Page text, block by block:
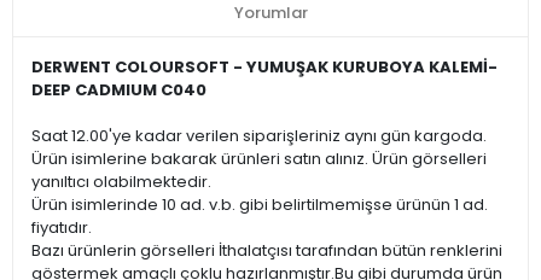
Yorumlar
DERWENT COLOURSOFT - YUMUŞAK KURUBOYA KALEMİ-
DEEP CADMIUM C040
Saat 12.00'ye kadar verilen siparişleriniz aynı gün kargoda.
Ürün isimlerine bakarak ürünleri satın alınız. Ürün görselleri
yanıltıcı olabilmektedir.
Ürün isimlerinde 10 ad. v.b. gibi belirtilmemişse ürünün 1 ad.
fiyatıdır.
Bazı ürünlerin görselleri İthalatçısı tarafından bütün renklerini
göstermek amaçlı çoklu hazırlanmıştır.Bu gibi durumda ürün